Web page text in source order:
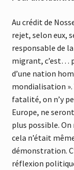
Au crédit de
rejet, selon eux,
responsable de
migrant, c’est…
d’une nation
mondialisation ».
fatalité, on n’y
Europe, ne
plus possible.
cela n’était
démonstration.
réflexion